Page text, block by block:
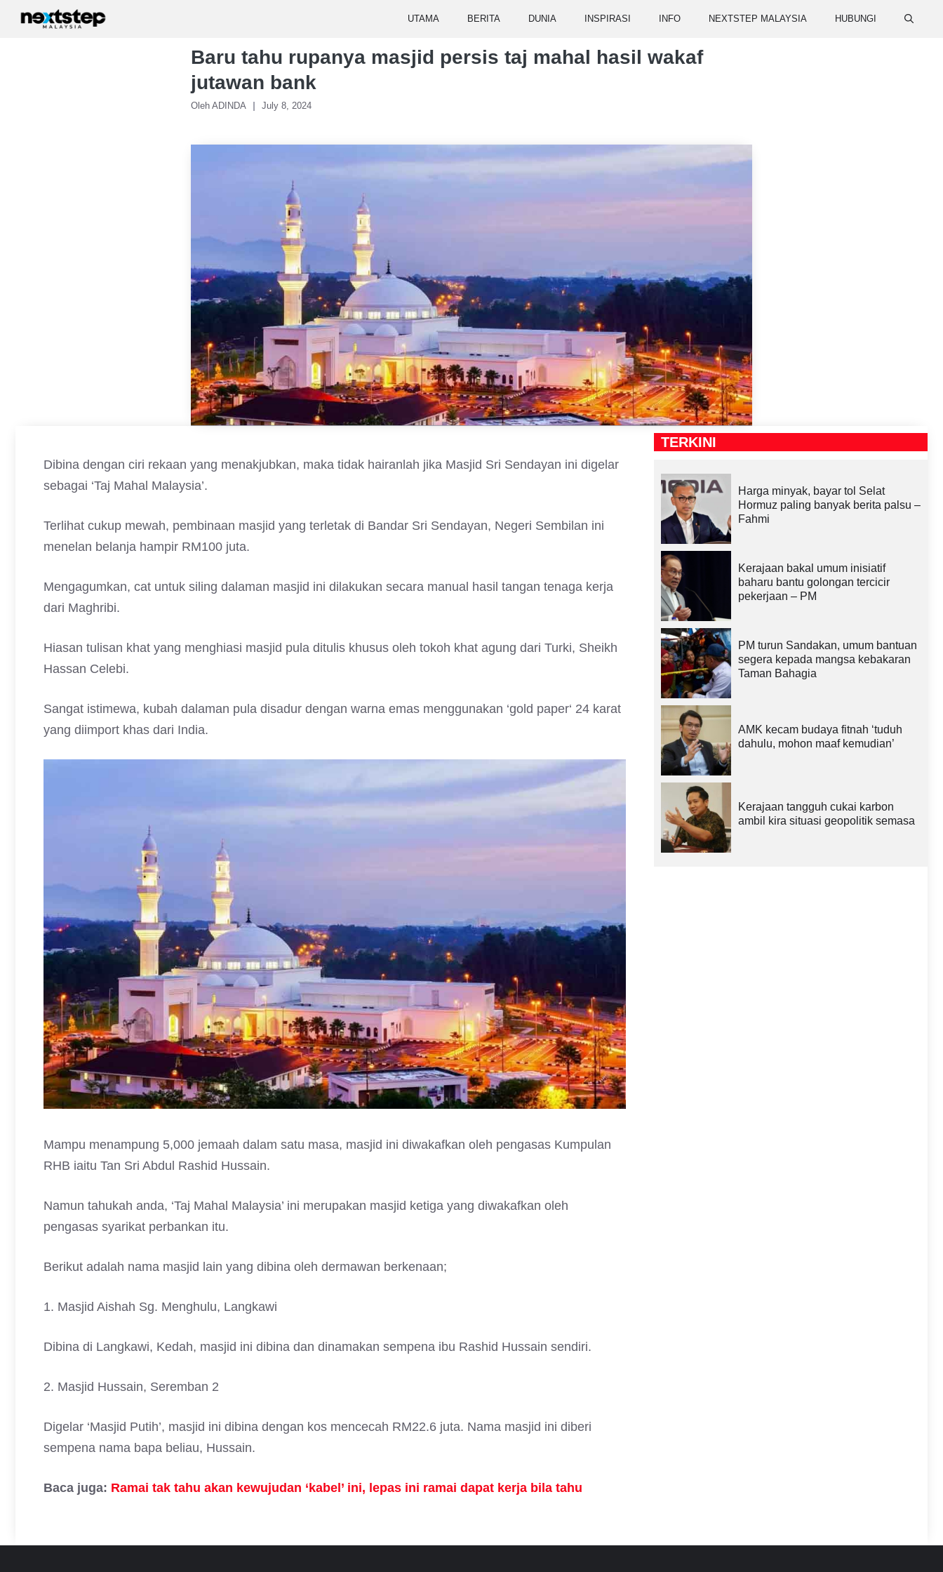
Skip
UTAMA BERITA DUNIA INSPIRASI INFO NEXTSTEP MALAYSIA HUBUNGI
Baru tahu rupanya masjid persis taj mahal hasil wakaf
jutawan bank
Oleh ADINDA July 8, 2024
Dibina dengan ciri rekaan yang menakjubkan, maka tidak hairanlah jika Masjid Sri Sendayan ini digelar
sebagai ‘Taj Mahal Malaysia’.
Terlihat cukup mewah, pembinaan masjid yang terletak di Bandar Sri Sendayan, Negeri Sembilan ini
menelan belanja hampir RM100 juta.
Mengagumkan, cat untuk siling dalaman masjid ini dilakukan secara manual hasil tangan tenaga kerja
dari Maghribi.
Hiasan tulisan khat yang menghiasi masjid pula ditulis khusus oleh tokoh khat agung dari Turki, Sheikh
Hassan Celebi.
Sangat istimewa, kubah dalaman pula disadur dengan warna emas menggunakan ‘gold paper‘ 24 karat
yang diimport khas dari India.
Mampu menampung 5,000 jemaah dalam satu masa, masjid ini diwakafkan oleh pengasas Kumpulan
RHB iaitu Tan Sri Abdul Rashid Hussain.
Namun tahukah anda, ‘Taj Mahal Malaysia’ ini merupakan masjid ketiga yang diwakafkan oleh
pengasas syarikat perbankan itu.
Berikut adalah nama masjid lain yang dibina oleh dermawan berkenaan;
1. Masjid Aishah Sg. Menghulu, Langkawi
Dibina di Langkawi, Kedah, masjid ini dibina dan dinamakan sempena ibu Rashid Hussain sendiri.
2. Masjid Hussain, Seremban 2
Digelar ‘Masjid Putih’, masjid ini dibina dengan kos mencecah RM22.6 juta. Nama masjid ini diberi
sempena nama bapa beliau, Hussain.
Baca juga: Ramai tak tahu akan kewujudan ‘kabel’ ini, lepas ini ramai dapat kerja bila tahu
TERKINI
Harga minyak, bayar tol Selat
Hormuz paling banyak berita palsu –
Fahmi
Kerajaan bakal umum inisiatif
baharu bantu golongan tercicir
pekerjaan – PM
PM turun Sandakan, umum bantuan
segera kepada mangsa kebakaran
Taman Bahagia
AMK kecam budaya fitnah ‘tuduh
dahulu, mohon maaf kemudian’
Kerajaan tangguh cukai karbon
ambil kira situasi geopolitik semasa